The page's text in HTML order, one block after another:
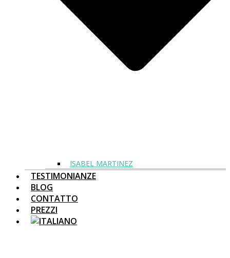
ISABEL MARTINEZ
TESTIMONIANZE
BLOG
CONTATTO
PREZZI